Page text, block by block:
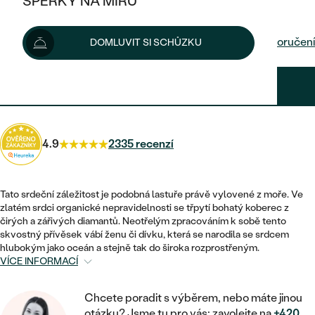
KOMBINOVANÉ ZLATO
DLE STYLU
ETERNITY
VINTAGE
NETRADIČNÍ
POSTRANNÍ KAMENY
HALO
VINTAGE
SNUBNÍ A ZÁSNUBNÍ SETY
NETRADIČNÍ
SESTAV SI SVŮJ PRSTEN
ZAČÍT S PRSTENEM
ZAČÍT S DIAMANTEM
VÝPRODEJ
KDYŽ ŠPERKY POMÁHAJÍ
DLE TYPU
NÁUŠNICE
PRSTENY
PŘÍVĚSKY
NÁRAMKY
SETY
PÁNSKÉ ŠPERKY
PLATINOVÉ
PECKOVÉ
KRUHOVÉ
MINIMALISTICKÉ
VISACÍ
SOLITÉR
VE TVARU SRDCE
ZLATÉ
STŘÍBRNÉ
DLE STYLU
SOLITÉR
NAROZENÍ DÍTĚTE
PERSONALIZOVANÉ
SE ZNAMENÍM ZVĚROKRUHU
MINIMALISTICKÉ
ŠPERKY SKLADEM
VÝPRODEJ
DLE MATERIÁLU
ZLATÉ
PLATINOVÉ
DLE STYLU
DOMLUVIT SI SCHŮZKU
54 800 Kč
Možnosti doručení
4.9 2335 recenzí
Tato srdeční záležitost je podobná lastuře právě vylovené z moře. Ve
zlatém srdci organické nepravidelnosti se třpytí bohatý koberec z
čirých a zářivých diamantů. Neotřelým zpracováním k sobě tento
skvostný přívěsek vábí ženu či dívku, která se narodila se srdcem
hlubokým jako oceán a stejně tak do široka rozprostřeným.
VÍCE INFORMACÍ
Chcete poradit s výběrem, nebo máte jinou